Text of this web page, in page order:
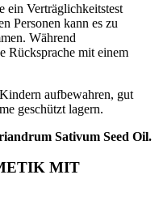
ein Verträglichkeitstest
Personen kann es zu
Während
Rücksprache mit einem
aufbewahren, gut
geschützt lagern.
Sativum Seed Oil.
MIT